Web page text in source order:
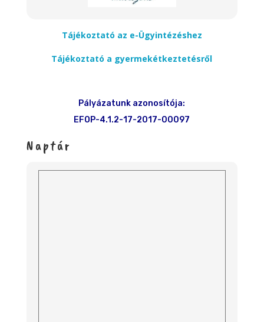
Tájékoztató az e-Ügyintézéshez
Tájékoztató a gyermekétkeztetésről
Pályázatunk azonosítója:
EFOP-4.1.2-17-2017-00097
Naptár